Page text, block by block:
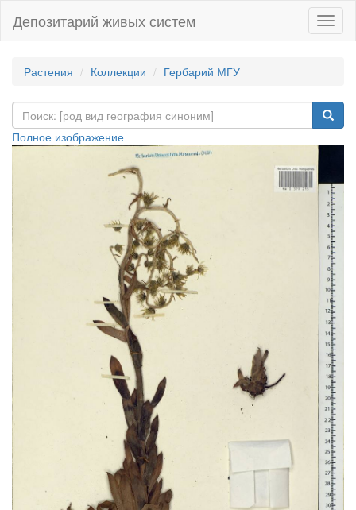
Депозитарий живых систем
Растения Коллекции Гербарий МГУ
Полное изображение